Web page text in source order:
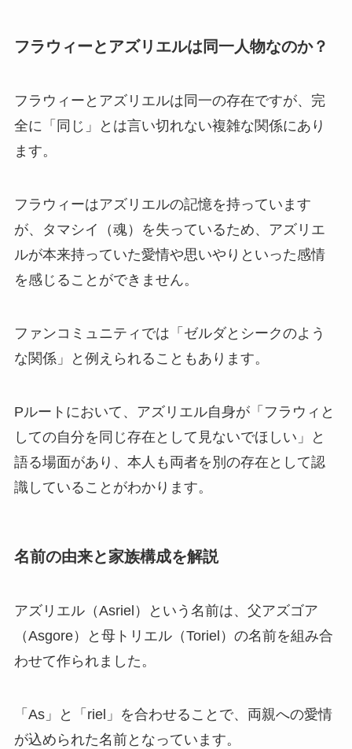
フラウィーとアズリエルは同一人物なのか？
フラウィーとアズリエルは同一の存在ですが、完
全に「同じ」とは言い切れない複雑な関係にあり
ます。
フラウィーはアズリエルの記憶を持っています
が、タマシイ（魂）を失っているため、アズリエ
ルが本来持っていた愛情や思いやりといった感情
を感じることができません。
ファンコミュニティでは「ゼルダとシークのよう
な関係」と例えられることもあります。
Pルートにおいて、アズリエル自身が「フラウィと
しての自分を同じ存在として見ないでほしい」と
語る場面があり、本人も両者を別の存在として認
識していることがわかります。
名前の由来と家族構成を解説
アズリエル（Asriel）という名前は、父アズゴア
（Asgore）と母トリエル（Toriel）の名前を組み合
わせて作られました。
「As」と「riel」を合わせることで、両親への愛情
が込められた名前となっています。